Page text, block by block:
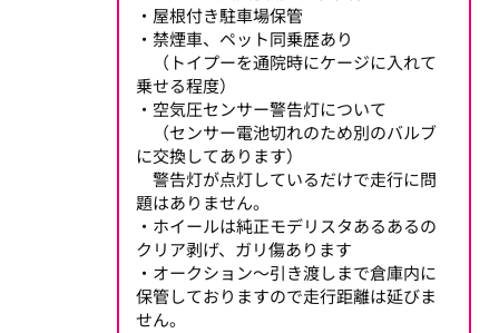
・屋根付き駐車場保管
・禁煙車、ペット同乗歴あり
（トイプーを通院時にケージに入れて
乗せる程度）
・空気圧センサー警告灯について
（センサー電池切れのため別のバルブ
に交換してあります）
警告灯が点灯しているだけで走行に問
題はありません。
・ホイールは純正モデリスタあるあるの
クリア剥げ、ガリ傷あります
・オークション～引き渡しまで倉庫内に
保管しておりますので走行距離は延びま
せん。